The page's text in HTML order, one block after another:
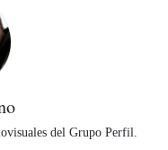
del Grupo Perfil.